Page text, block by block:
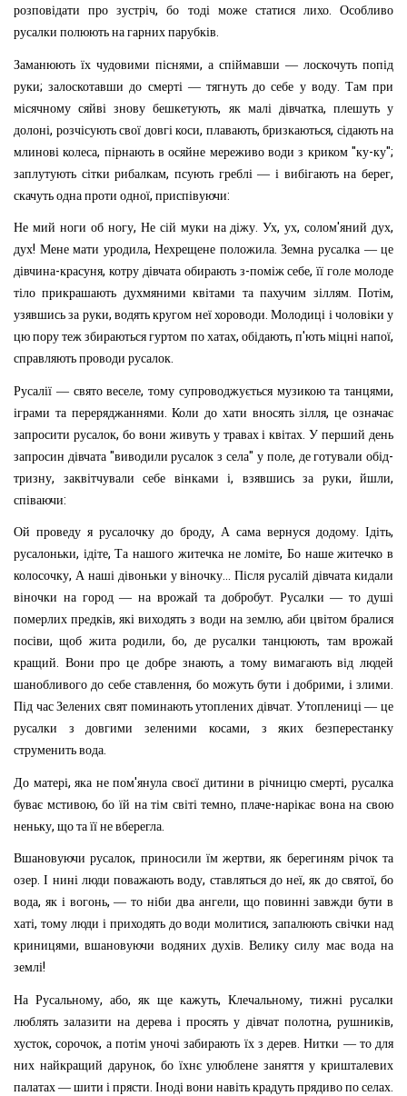
розповідати
про зустріч,бо тоді може статися лихо.
Особливо
русалки полюють на гарних парубків.
Заманюють їх чудовими піснями, а спіймавши — лоскочуть попід
руки;залоскотавши до смерті — тягнуть до себе у воду. Там при
місячному сяйві знову бешкетують, як малі дівчатка, плешуть у
долоні, розчісують свої довгі коси, плавають, бризкаються, сідають на
млинові колеса, пірнають в осяйне мереживо води з криком"ку-ку";
заплутують сітки рибалкам,псують греблі — і вибігають на берег,
скачуть одна проти одної, приспівуючи:
Не мий ноги об ногу, Не сій муки на діжу.Ух,ух,солом'яний дух,
дух! Мене мати уродила,Нехрещене положила.Земна русалка — це
дівчина-красуня, котру дівчата обирають з-поміж себе,її голе молоде
тіло прикрашають духмяними квітами та пахучим зіллям.Потім,
узявшись за руки, водять кругом неї хороводи.Молодиці і чоловіки у
цю пору теж збираються гуртом по хатах, обідають, п'ють міцні напої,
справляють проводи русалок.
Русалії — свято веселе, тому супроводжується музикою та танцями,
іграми та переряджаннями.Коли до хати вносять зілля,це означає
запросити русалок, бо вони живуть у травах і квітах.У перший день
запросин дівчата"виводили русалок з села" у поле, де готували обід-
тризну, заквітчували себе вінками і, взявшись за руки, йшли,
співаючи:
Ой проведу я русалочку до броду, А сама вернуся додому. Ідіть,
русалоньки, ідіте,Та нашого житечка не ломіте, Бо наше житечко в
колосочку, А наші дівоньки у віночку...Після русалій дівчата кидали
віночки на город — на врожай та добробут. Русалки — то душі
померлих предків,які виходять з води на землю, аби цвітом бралися
посіви,щоб жита родили,бо, де русалки танцюють, там врожай
кращий. Вони про це добре знають,а тому вимагають від людей
шанобливого до себе ставлення, бо можуть бути і добрими, і злими.
Під час Зелених свят поминають утоплених дівчат. Утоплениці — це
русалки
з довгими зеленими косами, з яких
безперестанку
струменить вода.
До матері,яка не пом'янула своєї дитини в річницю смерті,русалка
буває мстивою,бо їй на тім світі темно,плаче-нарікає вона на свою
неньку, що та її не вберегла.
Вшановуючи русалок, приносили їм жертви,як берегиням річок та
озер.І нині люди поважають воду, ставляться до неї,як до святої, бо
вода, як і вогонь,— то ніби два ангели, що повинні завжди бути в
хаті, тому люди і приходять до води молитися,запалюють свічки над
криницями,вшановуючи водяних духів. Велику силу має вода на
землі!
На Русальному, або, як ще кажуть, Клечальному, тижні русалки
люблять залазити на дерева і просять у дівчат полотна,рушників,
хусток,сорочок, а потім уночі забирають їх з дерев.Нитки — то для
них найкращий дарунок, бо їхнє улюблене заняття у кришталевих
палатах — шити і прясти. Іноді вони навіть крадуть прядиво по селах.